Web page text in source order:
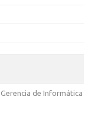
Gerencia de Informática